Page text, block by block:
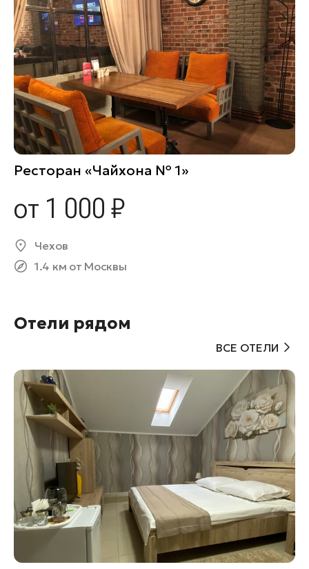
Ресторан «Чайхона № 1»
от 1 000 ₽
Чехов
1.4 км от Москвы
Отели рядом
ВСЕ ОТЕЛИ